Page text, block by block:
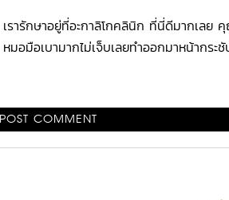
เรารักษาอยู่ที่อะกาลิโกคลินิก ที่นี่ดีมากเล
หมอมือเบามากไม่เจ็บเลยทำออกมาหน้ากระชั
POST COMMENT